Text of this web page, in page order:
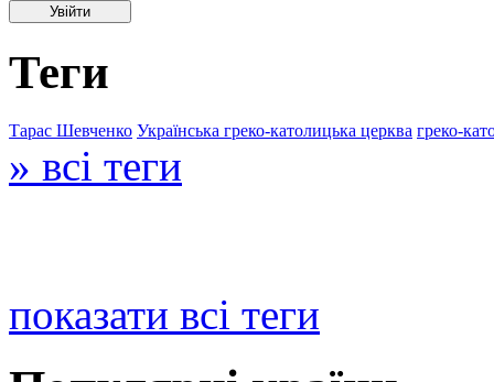
Теги
Тарас Шевченко Українська греко-католицька церква греко-
» всі теги
показати всі теги